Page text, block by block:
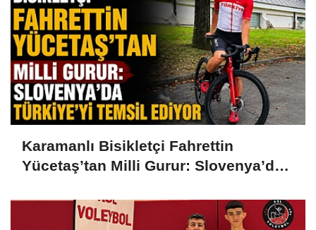
Karamanlı Bisikletçi Fahrettin
Yücetaş’tan Milli Gurur: Slovenya’da